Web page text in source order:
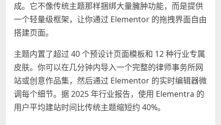
成。它不像传统主题那样捆绑大量臃肿功能，而是提供
一个轻量级框架，让你通过 Elementor 的拖拽界面自由
搭建页面。
主题内置了超过 40 个预设计页面模板和 12 种行业专属
皮肤。你可以在几分钟内导入一个完整的律师事务所网
站或创意作品集，然后通过 Elementor 的实时编辑器微
调每个细节。据 2025 年行业报告，使用 Elementra 的
用户平均建站时间比传统主题缩短约 40%。